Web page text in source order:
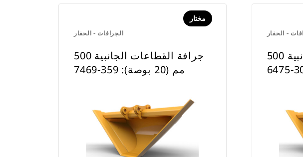
الجرافات - الحفار
مختار
جرافة القطاعات الجانبية 500
مم (20 بوصة): 359-7469
- الحفار
جرافة القطاعات الجانبية 500